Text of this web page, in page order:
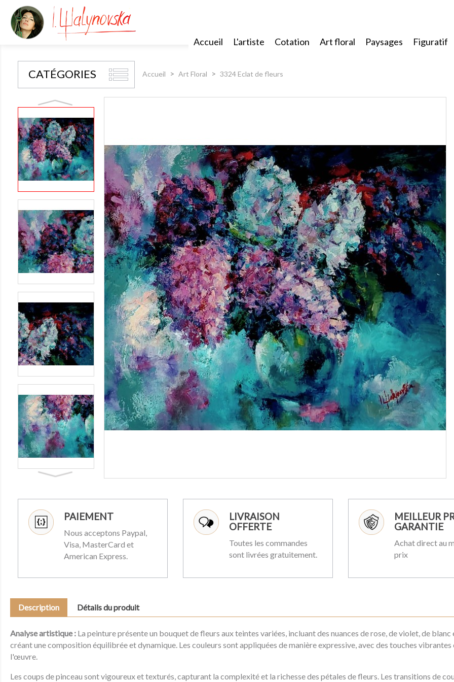
Accueil L'artiste Cotation Art floral Paysages Figuratif
CATÉGORIES Accueil Art Floral 3324 Eclat de fleurs
PAIEMENT
Nous acceptons Paypal,
Visa, MasterCard et
American Express.
LIVRAISON
OFFERTE
Toutes les commandes
sont livrées gratuitement.
MEILLEUR
GARANTIE
Achat direct au
prix
Description Détails du produit
Analyse artistique : La peinture présente un bouquet de fleurs aux teintes variées, incluant des nuances de rose, de violet, de
créant une composition équilibrée et dynamique. Les couleurs sont appliquées de manière expressive, avec des touches
l'œuvre.
Les coups de pinceau sont vigoureux et texturés, capturant la complexité et la richesse des pétales de fleurs. Les transitions de